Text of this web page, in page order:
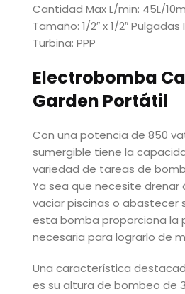
Cantidad Max L/min: 45L/
Tamaño: 1/2″ x 1/2″ Pulgadas
Turbina: PPP
Electrobomba
Garden Portátil
Con una potencia de 850
sumergible tiene la
variedad de tareas de
Ya sea que necesite drenar
vaciar piscinas o abastecer
esta bomba proporciona la
necesaria para lograrlo de
Una característica
es su altura de bombeo de